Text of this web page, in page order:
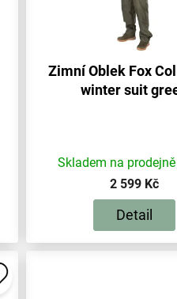
Zimní Oblek Fox
winter suit
Skladem na prodejně
2 599 Kč
Detail